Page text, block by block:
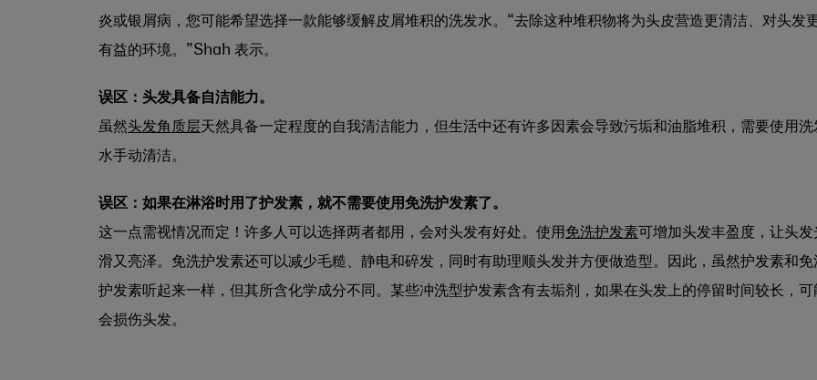
炎或银屑病，您可能希望选择一款能够缓解皮屑堆积的洗发水。“去除这种堆积物将为头皮营造更清洁、对头发
有益的环境。”Shah 表示。
误区：头发具备自洁能力。
虽然头发角质层天然具备一定程度的自我清洁能力，但生活中还有许多因素会导致污垢和油脂堆积，需要使用洗
水手动清洁。
误区：如果在淋浴时用了护发素，就不需要使用免洗护发素了。
这一点需视情况而定！许多人可以选择两者都用，会对头发有好处。使用 免洗护发素可增加头发丰盈度，让头发
滑又亮泽。免洗护发素还可以减少毛糙、静电和碎发，同时有助理顺头发并方便做造型。因此，虽然护发素和免
护发素听起来一样，但其所含化学成分不同。某些冲洗型护发素含有去垢剂，如果在头发上的停留时间较长，可
会损伤头发。